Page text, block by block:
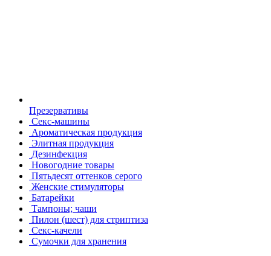
Презервативы
Секс-машины
Ароматическая продукция
Элитная продукция
Дезинфекция
Новогодние товары
Пятьдесят оттенков серого
Женские стимуляторы
Батарейки
Тампоны; чаши
Пилон (шест) для стриптиза
Секс-качели
Сумочки для хранения